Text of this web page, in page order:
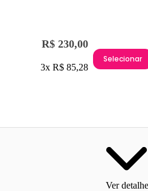
R$ 230,00
3x R$ 85,28
Selecionar
Ver